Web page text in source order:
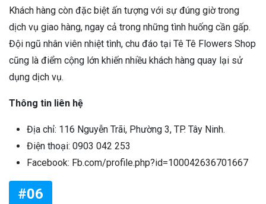
Khách hàng còn đặc biệt ấn tượng với sự đúng giờ trong
dịch vụ giao hàng, ngay cả trong những tình huống cần gấp.
Đội ngũ nhân viên nhiệt tình, chu đáo tại Tê Tê Flowers Shop
cũng là điểm cộng lớn khiến nhiều khách hàng quay lại sử
dụng dịch vụ.
Thông tin liên hệ
Địa chỉ: 116 Nguyễn Trãi, Phường 3, TP. Tây Ninh.
Điện thoại: 0903 042 253
Facebook: Fb.com/profile.php?id=100042636701667
#06